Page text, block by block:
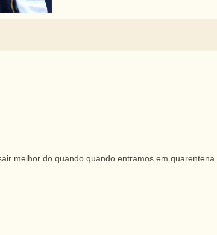
melhor do quando quando entramos em quarentena.